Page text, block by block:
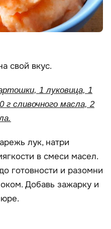
свой вкус.
1 луковица, 1
г сливочного масла, 2
лук, натри
в смеси масел.
готовности и разомни
Добавь зажарку и